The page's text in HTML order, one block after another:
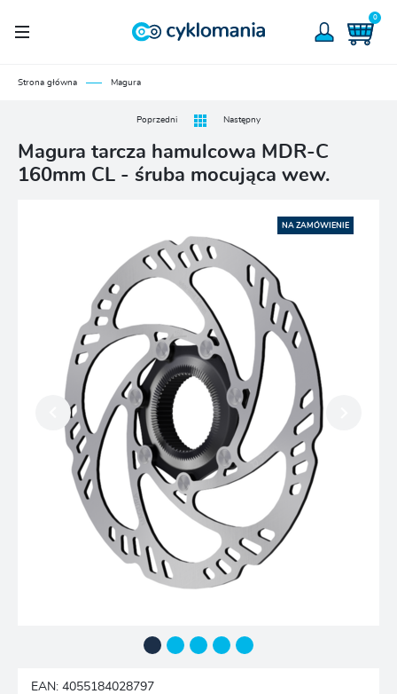
0
Strona główna Magura
Poprzedni Następny
Magura tarcza hamulcowa MDR-C
160mm CL - śruba mocująca wew.
NA ZAMÓWIENIE
EAN: 4055184028797